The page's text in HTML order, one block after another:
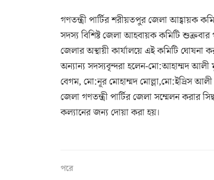
গণতন্ত্রী পার্টির শরীয়তপুর জেলা আহ্বায়ক
সদস্য বিশিষ্ট জেলা আহবায়ক কমিটি
জেলার অস্থায়ী কার্যালয়ে এই কমিটি
অন্যান্য সদস্যবৃন্দরা হলেন-মো:আহাম্মদ
বেগম, মো:নূর মোহাম্মদ মোল্লা,মো:ইদ্রিস
জেলা গণতন্ত্রী পার্টির জেলা সম্মেলন করার
কল্যানের জন্য দোয়া করা হয়।
পরে